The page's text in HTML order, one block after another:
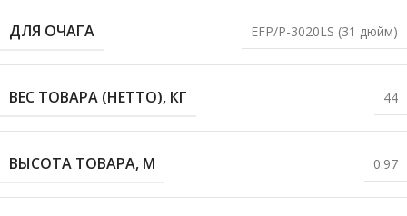
ДЛЯ ОЧАГА EFP/P-3020LS (31 дюйм)
ВЕС ТОВАРА (НЕТТО), КГ 44
ВЫСОТА ТОВАРА, М 0.97